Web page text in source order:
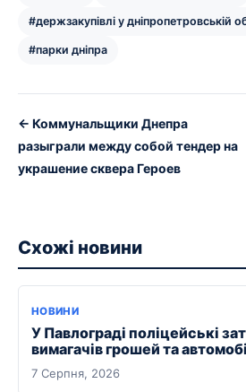
#держзакупівлі у дніпропетровській
#парки дніпра
← Коммунальщики Днепра
разыграли между собой тендер на
украшение сквера Героев
Схожі новини
НОВИНИ
У Павлограді поліцейські
вимагачів грошей та
7 Серпня, 2026